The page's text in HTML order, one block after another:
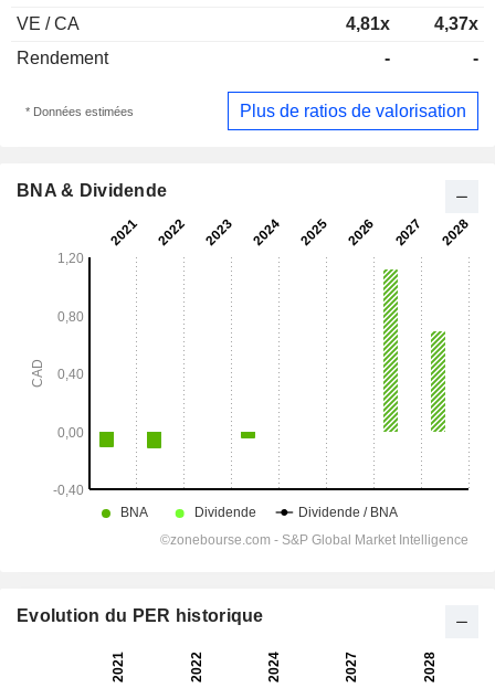
VE / CA
4,81x
4,37x
Rendement
- -
* Données estimées Plus de ratios de valorisation
BNA & Dividende
Evolution du PER historique